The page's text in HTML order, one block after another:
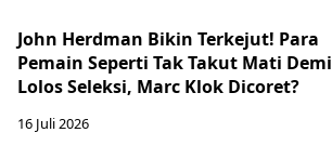
John Herdman Bikin Terkejut! Para
Pemain Seperti Tak Takut Mati Demi
Lolos Seleksi, Marc Klok Dicoret?
16 Juli 2026